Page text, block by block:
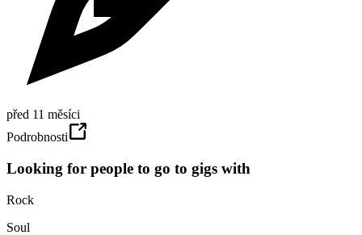
před 11 měsíci
Podrobnosti
Looking for people to go to gigs with
Rock
Soul